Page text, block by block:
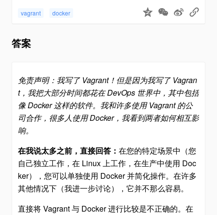
vagrant docker
答案
免责声明：我写了 Vagrant！但是因为我写了 Vagran
t，我把大部分时间都花在 DevOps 世界中，其中包括
像 Docker 这样的软件。我和许多使用 Vagrant 的公
司合作，很多人使用 Docker，我看到两者如何相互影
响。
在我说太多之前，直接回答： 在您的特定场景中（您
自己独立工作，在 Linux 上工作，在生产中使用 Doc
ker），您可以单独使用 Docker 并简化操作。在许多
其他情况下（我进一步讨论），它并不那么容易。
直接将 Vagrant 与 Docker 进行比较是不正确的。在